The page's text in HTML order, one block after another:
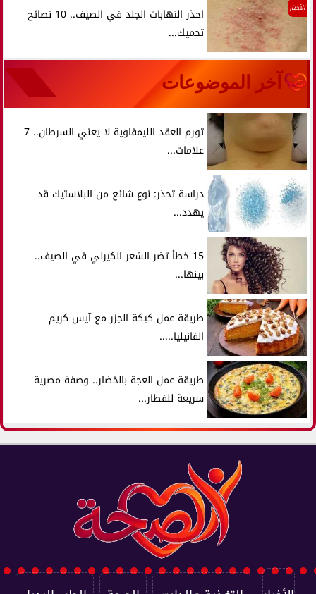
الأخبار
احذر التهابات الجلد في الصيف.. 10 نصائح
تحميك...
آخر الموضوعات
تورم العقد الليمفاوية لا يعني السرطان.. 7
علامات...
دراسة تحذر: نوع شائع من البلاستيك قد
يهدد...
15 خطأ تضر الشعر الكيرلي في الصيف..
بينها...
طريقة عمل كيكة الجزر مع آيس كريم
الفانيليا.....
طريقة عمل العجة بالخضار.. وصفة مصرية
سريعة للفطار...